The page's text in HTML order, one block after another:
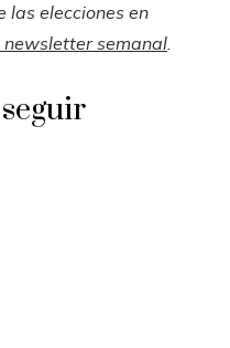
las elecciones en
newsletter semanal.